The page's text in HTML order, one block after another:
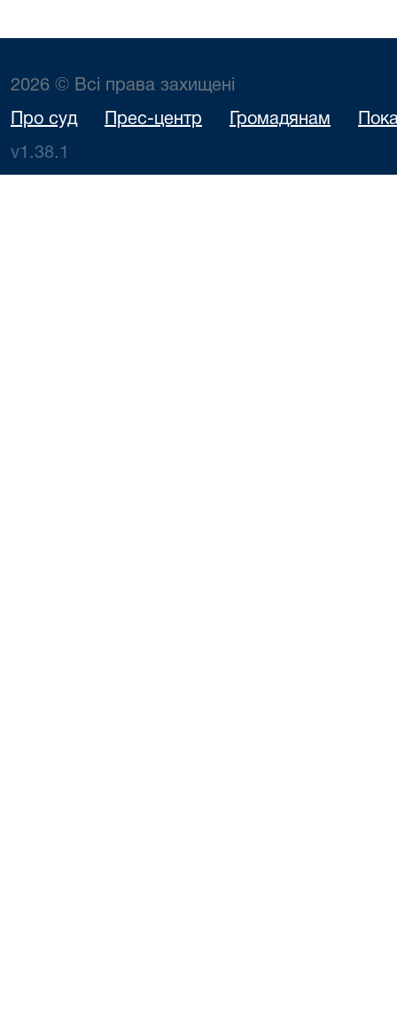
2026 © Всі права захищені
Про суд Прес-центр Громадянам
v1.38.1